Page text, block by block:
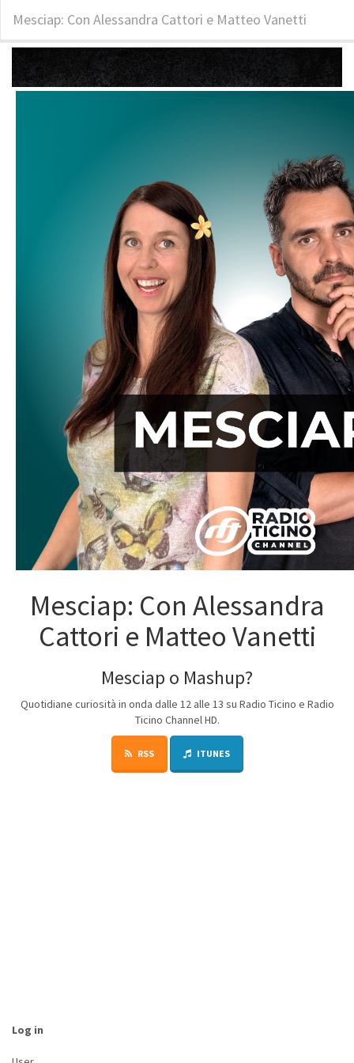
Mesciap: Con Alessandra Cattori e Matteo Vanetti
Mesciap: Con Alessandra
Cattori e Matteo Vanetti
Mesciap o Mashup?
Quotidiane curiosità in onda dalle 12 alle 13 su Radio Ticino e Radio
Ticino Channel HD.
RSS ITUNES
Log in